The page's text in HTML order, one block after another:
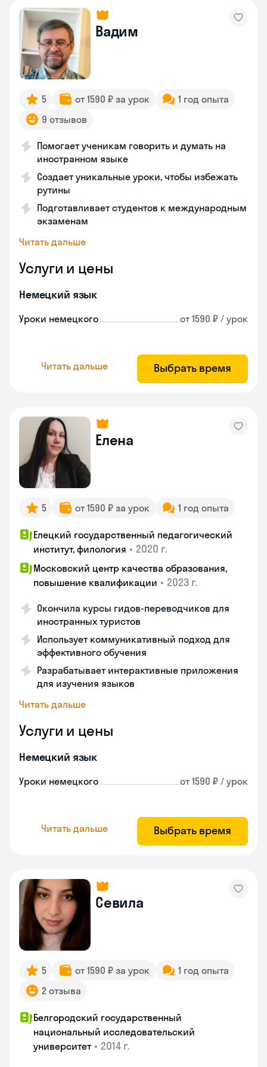
Вадим
5 от 1590 ₽ за урок
1 год опыта
9 отзывов
Помогает ученикам говорить и думать на
иностранном языке
Создает уникальные уроки, чтобы избежать
рутины
Подготавливает студентов к международным
экзаменам
Читать дальше
Услуги и цены
Немецкий язык
Уроки немецкого от 1590 ₽ / урок
Читать дальше Выбрать время
Елена
5 от 1590 ₽ за урок 1 год опыта
Елецкий государственный педагогический
институт, филология • 2020 г.
Московский центр качества образования,
повышение квалификации • 2023 г.
Окончила курсы гидов-переводчиков для
иностранных туристов
Использует коммуникативный подход для
эффективного обучения
Разрабатывает интерактивные приложения
для изучения языков
Читать дальше
Услуги и цены
Немецкий язык
Уроки немецкого от 1590 ₽ / урок
Читать дальше Выбрать время
Севила
5 от 1590 ₽ за урок
1 год опыта
2 отзыва
Белгородский государственный
национальный исследовательский
университет • 2014 г.